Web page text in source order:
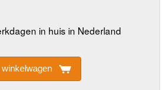
in huis in Nederland
winkelwagen